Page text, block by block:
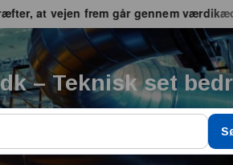
vejen frem går gennem værdikæden
– Teknisk set